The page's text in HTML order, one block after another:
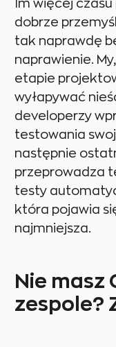
Im więcej
dobrze
tak naprawdę
naprawienie.
etapie
wyłapywać
developerzy
testowania
następnie
przeprowadza
testy
która pojawia
najmniejsza.
Nie masz
zespole?